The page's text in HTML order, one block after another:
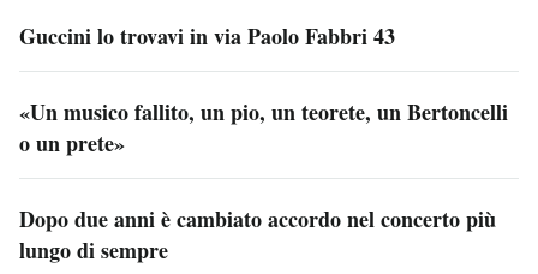
Guccini lo trovavi in via Paolo Fabbri 43
«Un musico fallito, un pio, un teorete, un Bertoncelli
o un prete»
Dopo due anni è cambiato accordo nel concerto più
lungo di sempre